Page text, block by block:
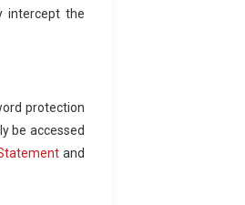
intercept the
protection
be accessed
and